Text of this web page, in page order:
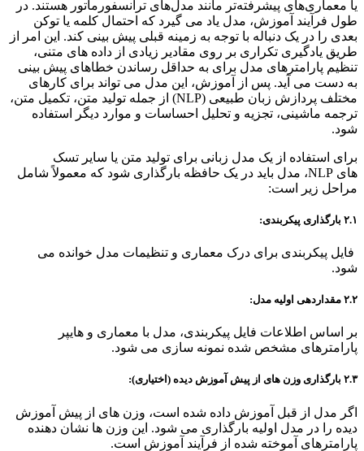
یا معماری‌های پیشرفته‌تر مانند مدل‌های ترانسفورماتور هستند. در
طول فرآیند آموزش، مدل یاد می گیرد که احتمال کلمه یا توکن
بعدی را در یک دنباله با توجه به زمینه قبلی پیش بینی کند. این امر از
طریق یادگیری تکراری بر روی مقادیر زیادی از داده های متنی،
تنظیم پارامترهای مدل برای به حداقل رساندن خطاهای پیش بینی
به دست می آید. پس از آموزش، این مدل می تواند برای کارهای
مختلف پردازش زبان طبیعی (NLP) از جمله تولید متن، تکمیل متن،
ترجمه ماشینی، تجزیه و تحلیل احساسات و موارد دیگر استفاده
شود.
برای استفاده از یک مدل زبانی برای تولید متن یا سایر تسک
های NLP، مدل باید در یک حافظه بارگذاری شود که معمولاً شامل
مراحل زیر است:
۲.۱ بارگذاری پیکربندی:
فایل پیکربندی برای درک معماری و تنظیمات مدل خوانده می
شود.
۲.۲ مقداردهی اولیه مدل:
بر اساس اطلاعات فایل پیکربندی، مدل با معماری و هایپر
پارامترهای مشخص شده نمونه سازی می شود.
۲.۳ بارگذاری وزن های از پیش آموزش دیده (اختیاری):
اگر مدل از قبل آموزش داده شده است، وزن های از پیش آموزش
دیده را در مدل اولیه بارگذاری می شود. این وزن ها نشان دهنده
پارامترهای آموخته شده از فرآیند آموزش است.